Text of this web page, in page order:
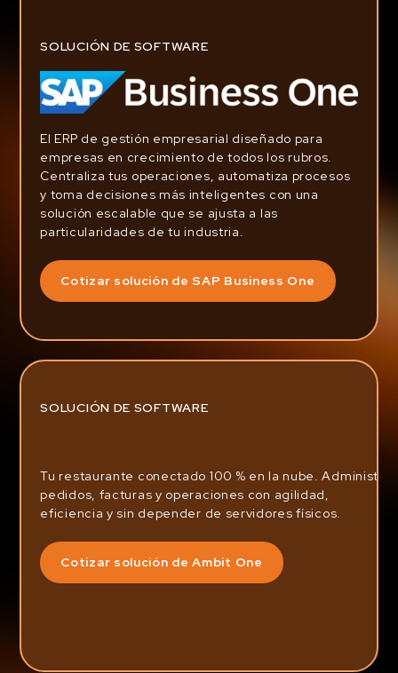
SOLUCIÓN DE SOFTWARE
El ERP de gestión empresarial diseñado para
empresas en crecimiento de todos los rubros.
Centraliza tus operaciones, automatiza procesos
y toma decisiones más inteligentes con una
solución escalable que se ajusta a las
particularidades de tu industria.
Cotizar solución de SAP Business One
SOLUCIÓN DE SOFTWARE
Tu restaurante conectado 100 % en la nube. Administra
pedidos, facturas y operaciones con agilidad,
eficiencia y sin depender de servidores físicos.
Cotizar solución de Ambit One